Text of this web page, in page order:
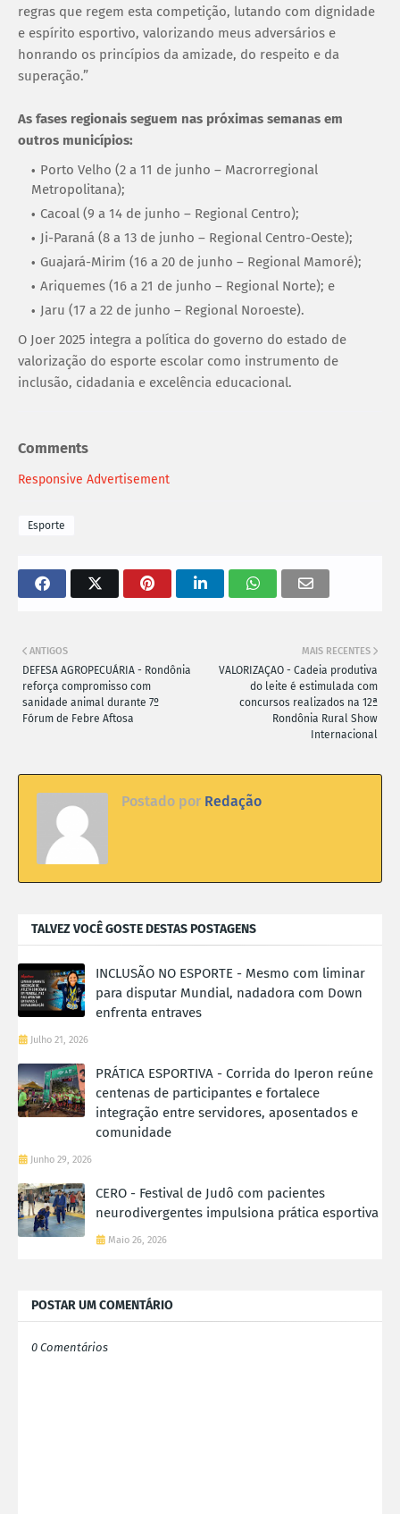
regras que regem esta competição, lutando com dignidade
e espírito esportivo, valorizando meus adversários e
honrando os princípios da amizade, do respeito e da
superação.”
As fases regionais seguem nas próximas semanas em
outros municípios:
Porto Velho (2 a 11 de junho – Macrorregional
Metropolitana);
Cacoal (9 a 14 de junho – Regional Centro);
Ji-Paraná (8 a 13 de junho – Regional Centro-Oeste);
Guajará-Mirim (16 a 20 de junho – Regional Mamoré);
Ariquemes (16 a 21 de junho – Regional Norte); e
Jaru (17 a 22 de junho – Regional Noroeste).
O Joer 2025 integra a política do governo do estado de
valorização do esporte escolar como instrumento de
inclusão, cidadania e excelência educacional.
Comments
Responsive Advertisement
Esporte
MAIS RECENTES
VALORIZAÇAO - Cadeia produtiva
do leite é estimulada com
concursos realizados na 12ª
Rondônia Rural Show
Internacional
ANTIGOS
DEFESA AGROPECUÁRIA - Rondônia
reforça compromisso com
sanidade animal durante 7º
Fórum de Febre Aftosa
Postado por Redação
TALVEZ VOCÊ GOSTE DESTAS POSTAGENS
INCLUSÃO NO ESPORTE - Mesmo com liminar
para disputar Mundial, nadadora com Down
enfrenta entraves
Julho 21, 2026
PRÁTICA ESPORTIVA - Corrida do Iperon reúne
centenas de participantes e fortalece
integração entre servidores, aposentados e
comunidade
Junho 29, 2026
CERO - Festival de Judô com pacientes
neurodivergentes impulsiona prática esportiva
Maio 26, 2026
POSTAR UM COMENTÁRIO
0 Comentários